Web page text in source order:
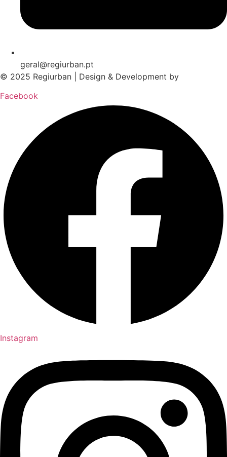
geral@regiurban.pt
© 2025 Regiurban | Design & Development by
Facebook
Instagram